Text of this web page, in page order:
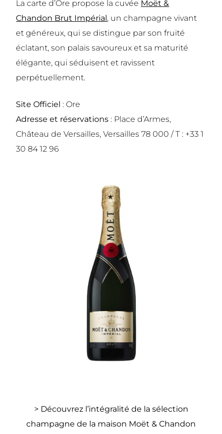
La carte d’Ore propose la cuvée Moët &
Chandon Brut Impérial, un champagne vivant
et généreux, qui se distingue par son fruité
éclatant, son palais savoureux et sa maturité
élégante, qui séduisent et ravissent
perpétuellement.
Site Officiel :Ore
Adresse et réservations : Place d’Armes,
Château de Versailles, Versailles 78 000 / T : +33 1
30 84 12 96
> Découvrez l’intégralité de la sélection
champagne de la maison Moët & Chandon